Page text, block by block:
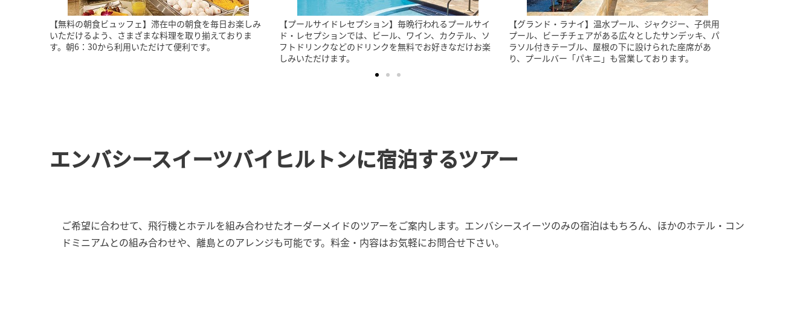
【プールサイドレセプション】毎晩行われるプールサイ
ド・レセプションでは、ビール、ワイン、カクテル、ソ
フトドリンクなどのドリンクを無料でお好きなだけお楽
【グランド・ラナイ】温水プール、ジャクジー、子供用
プール、ビーチチェアがある広々としたサンデッキ、パ
ラソル付きテーブル、屋根の下に設けられた座席があ
り、プールバー「パキニ」も営業しております。
【無料の朝食ビュッフェ】滞在中の朝食を毎日お楽しみ
いただけるよう、さまざまな料理を取り揃えておりま
す。朝6：30から利用いただけて便利です。
エンバシースイーツバイヒルトンに宿泊するツアー
ご希望に合わせて、飛行機とホテルを組み合わせたオーダーメイドのツアーをご案内します。エンバシースイーツのみの宿泊はもちろん、ほかのホテル・コン
ドミニアムとの組み合わせや、離島とのアレンジも可能です。料金・内容はお気軽にお問合せ下さい。